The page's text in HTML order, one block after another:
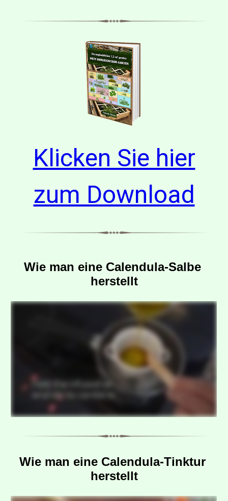
Klicken Sie hier
zum Download
Wie man eine Calendula-Salbe
herstellt
Wie man eine Calendula-Tinktur
herstellt